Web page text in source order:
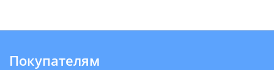
Покупателям